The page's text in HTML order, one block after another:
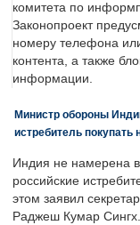
комитета по
Законопроект
номеру телефона
контента, а также
информации.
Министр обороны
истребитель покупать
Индия не намерена
российские
этом заявил
Раджеш Кумар